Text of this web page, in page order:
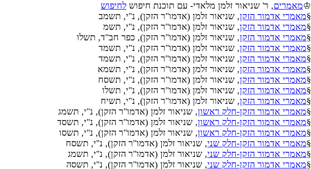
♔מאמרים, ר' שניאור זלמן מלאדי- עם תוכנת חיפוש לחיפוש
§מאמרי אדמור הזקן, שניאור זלמן (אדמו"ר הזקן), נ"י, תשמב
§מאמרי אדמור הזקן, שניאור זלמן (אדמו"ר הזקן), נ"י, תשמ
§מאמרי אדמור הזקן, שניאור זלמן (אדמו"ר הזקן), כפר חב"ד, תשלו
§מאמרי אדמור הזקן, שניאור זלמן (אדמו"ר הזקן), נ"י, תשמד
§מאמרי אדמור הזקן, שניאור זלמן (אדמו"ר הזקן), נ"י, תשמד
§מאמרי אדמור הזקן, שניאור זלמן (אדמו"ר הזקן), נ"י, תשמא
§מאמרי אדמור הזקן, שניאור זלמן (אדמו"ר הזקן), נ"י, תשסח
§מאמרי אדמור הזקן, שניאור זלמן (אדמו"ר הזקן), נ"י, תשלו
§מאמרי אדמור הזקן, שניאור זלמן (אדמו"ר הזקן), נ"י, תשיח
§מאמרי אדמור הזקן-חלק ראשון, שניאור זלמן (אדמו"ר הזקן), נ"י, תשמג
§מאמרי אדמור הזקן-חלק ראשון, שניאור זלמן (אדמו"ר הזקן), נ"י, תשסד
§מאמרי אדמור הזקן-חלק ראשון, שניאור זלמן (אדמו"ר הזקן), נ"י, תשסו
§מאמרי אדמור הזקן-חלק שני, שניאור זלמן (אדמו"ר הזקן), נ"י, תשסח
§מאמרי אדמור הזקן-חלק שני, שניאור זלמן (אדמו"ר הזקן), נ"י, תשמג
§מאמרי אדמור הזקן-חלק שני, שניאור זלמן (אדמו"ר הזקן), נ"י, תשסה